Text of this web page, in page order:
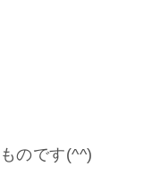
のです(^^)